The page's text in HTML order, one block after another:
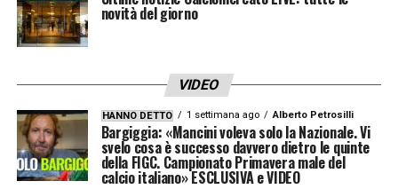
LA PLAYLIST DELLE NOSTRE TOP NEWS
novità del giorno
VIDEO
HANNO DETTO 1 settimana ago Alberto Petrosilli
Bargiggia: «Mancini voleva solo la Nazionale. Vi
svelo cosa è successo davvero dietro le quinte
della FIGC. Campionato Primavera male del
calcio italiano» ESCLUSIVA e VIDEO